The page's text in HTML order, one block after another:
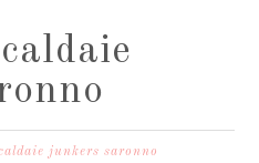
junkers saronno